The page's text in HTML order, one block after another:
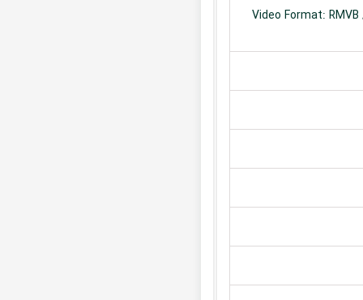
Video Format: